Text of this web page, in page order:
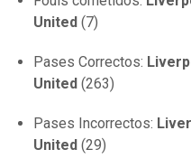
United (7)
Pases Correctos:
United (263)
Pases Incorrectos:
United (29)